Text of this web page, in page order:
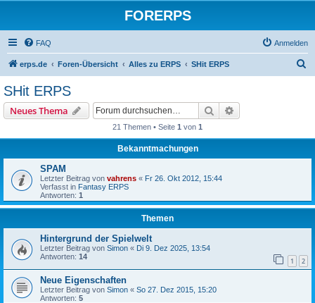
FORERPS
FAQ Anmelden
erps.de Foren-Übersicht Alles zu ERPS SHit ERPS
SHit ERPS
Neues Thema Suche
21 Themen • Seite 1 von 1
Bekanntmachungen
SPAM
Letzter Beitrag von vahrens « Fr 26. Okt 2012, 15:44
Verfasst in Fantasy ERPS
Antworten: 1
Themen
Hintergrund der Spielwelt
Letzter Beitrag von Simon « Di 9. Dez 2025, 13:54
Antworten: 14 1 2
Neue Eigenschaften
Letzter Beitrag von Simon « So 27. Dez 2015, 15:20
Antworten: 5